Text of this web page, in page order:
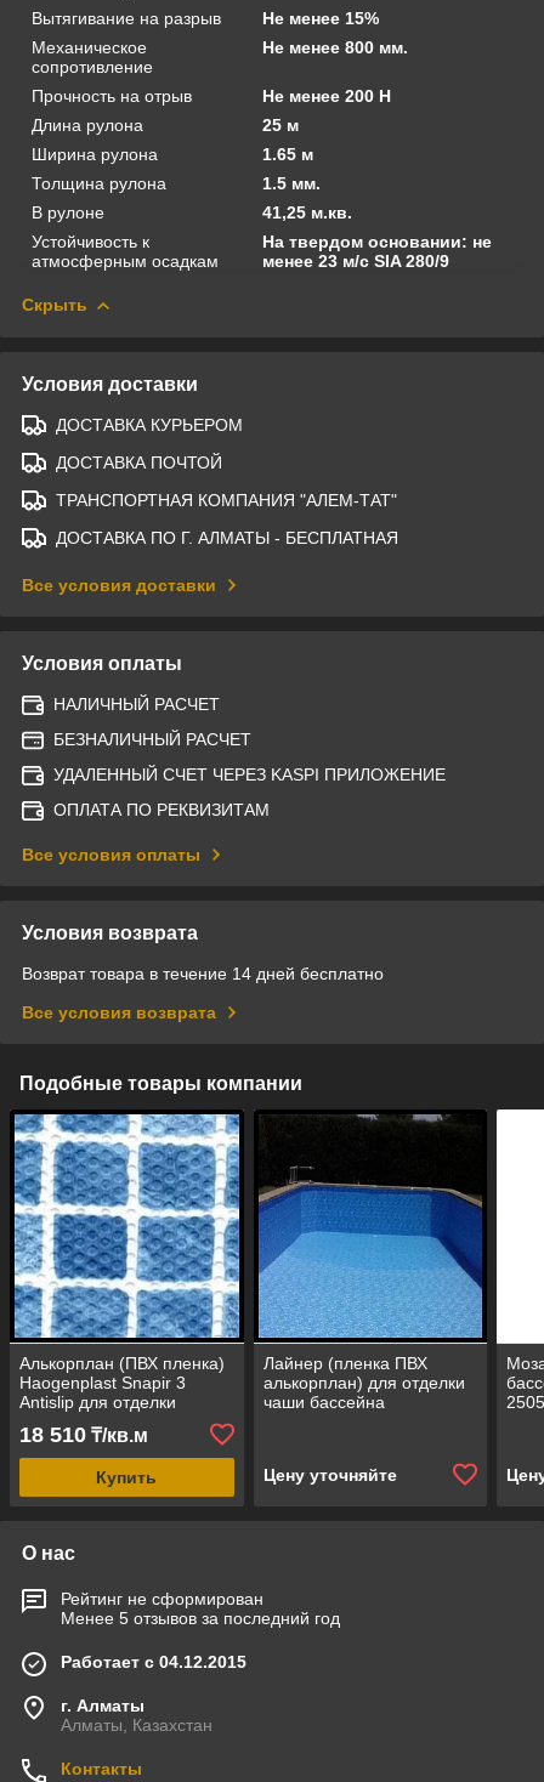
Вытягивание на разрыв
Не менее 15%
Механическое
сопротивление
Не менее 800 мм.
Прочность на отрыв
Не менее 200 Н
Длина рулона
25 м
Ширина рулона
1.65 м
Толщина рулона
1.5 мм.
В рулоне
41,25 м.кв.
Устойчивость к
атмосферным осадкам
На твердом основании: не
менее 23 м/с SIA 280/9
Скрыть
Условия доставки
ДОСТАВКА КУРЬЕРОМ
ДОСТАВКА ПОЧТОЙ
ТРАНСПОРТНАЯ КОМПАНИЯ "АЛЕМ-ТАТ"
ДОСТАВКА ПО Г. АЛМАТЫ - БЕСПЛАТНАЯ
Все условия доставки
Условия оплаты
НАЛИЧНЫЙ РАСЧЕТ
БЕЗНАЛИЧНЫЙ РАСЧЕТ
УДАЛЕННЫЙ СЧЕТ ЧЕРЕЗ KASPI ПРИЛОЖЕНИЕ
ОПЛАТА ПО РЕКВИЗИТАМ
Все условия оплаты
Условия возврата
Возврат товара в течение 14 дней бесплатно
Все условия возврата
Подобные товары компании
Алькорплан (ПВХ пленка)
Haogenplast Snapir 3
Antislip для отделки
бассейна
(противоскользящая
синяя мозаика)
18 510 ₸/кв.м
Купить
Лайнер (пленка ПВХ
алькорплан) для отделки
чаши бассейна
Цену уточняйте
О нас
Рейтинг не сформирован
Менее 5 отзывов за последний год
Работает с 04.12.2015
г. Алматы
Алматы, Казахстан
Контакты